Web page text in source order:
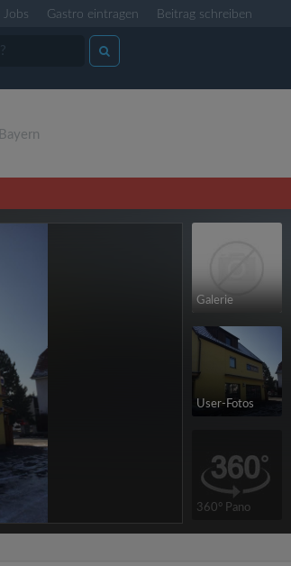
Jobs Gastro eintragen Beitrag schreiben
Bayern
Galerie
User-Fotos
360° Pano